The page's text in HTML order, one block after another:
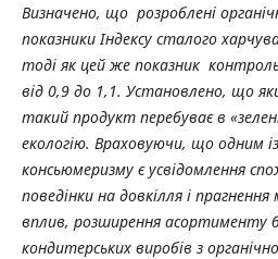
Визначено, що розроблені
показники Індексу сталого
тоді як цей же показник
від 0,9 до 1,1. Установлено, що
такий продукт перебуває в
екологію. Враховуючи, що одним
консьюмеризму є усвідомлення
поведінки на довкілля і
вплив, розширення асортименту
кондитерських виробів з